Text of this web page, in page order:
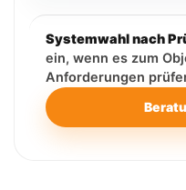
Systemwahl nach
ein, wenn es zum
Anforderungen